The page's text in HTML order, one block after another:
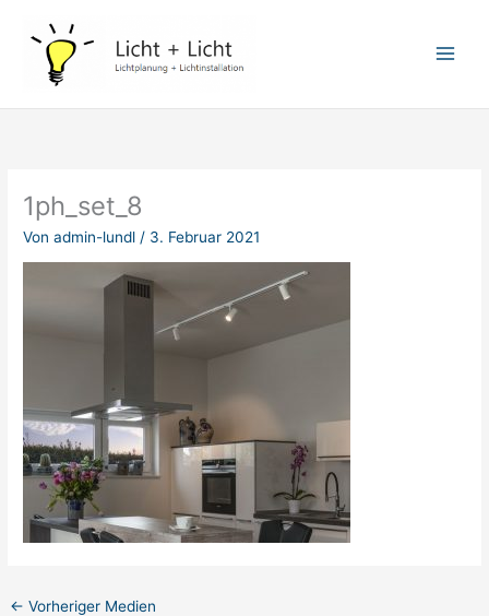
Inhalt
springen
1ph_set_8
Vonadmin-lundl / 3. Februar 2021
← Vorheriger Medien